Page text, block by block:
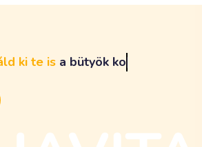
te is a b üt yök kor rigá